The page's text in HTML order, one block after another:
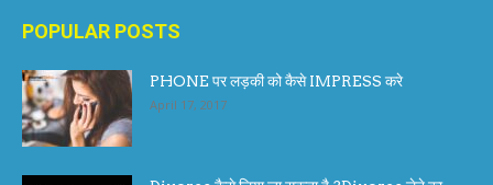
POPULAR POSTS
PHONE पर लड़की को कैसे IMPRESS करे
April 17, 2017